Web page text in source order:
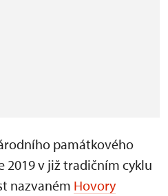
památkového
2019 v již tradičním cyklu
nazvaném Hovory